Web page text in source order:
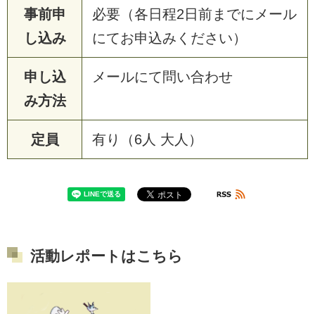
事前申
し込み
必要（各日程2日前までにメール
にてお申込みください）
申し込
み方法
メールにて問い合わせ
定員 有り（6人 大人）
活動レポートはこちら